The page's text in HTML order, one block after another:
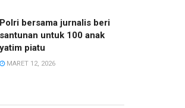
Polri bersama jurnalis beri
santunan untuk 100 anak
yatim piatu
MARET 12, 2026